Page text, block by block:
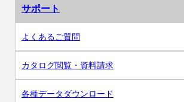
サポート
よくあるご質問
カタログ閲覧・資料請求
各種データダウンロード